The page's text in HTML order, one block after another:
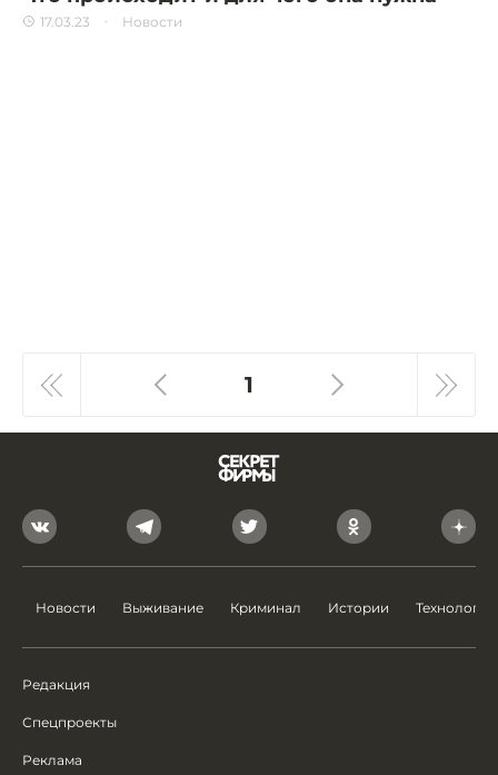
17.03.23 Новости
1
Новости Выживание Криминал Истории Технологии
Редакция
Спецпроекты
Реклама